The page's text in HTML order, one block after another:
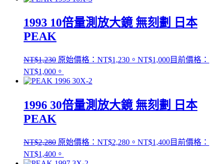
1993 10倍量測放大鏡 無刻劃 日本
PEAK
NT$1,230 原始價格：NT$1,230。 NT$1,000目前價格：
NT$1,000。
1996 30倍量測放大鏡 無刻劃 日本
PEAK
NT$2,280 原始價格：NT$2,280。 NT$1,400目前價格：
NT$1,400。